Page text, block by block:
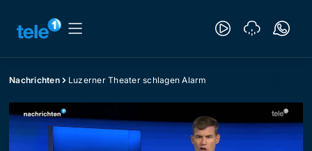
Nachrichten Luzerner Theater schlagen Alarm